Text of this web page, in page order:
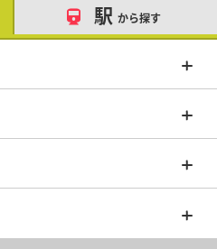
駅 から探す